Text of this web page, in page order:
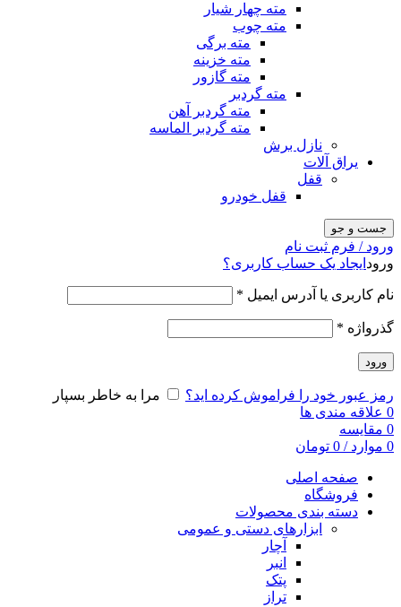
مته چهار شیار
مته چوب
مته برگی
مته خزینه
مته گازور
مته گردبر
مته گردبر آهن
مته گردبر الماسه
نازل برش
یراق آلات
قفل
قفل خودرو
جست و جو
ورود / فرم ثبت نام
ورود ایجاد یک حساب کاربری؟
نام کاربری یا آدرس ایمیل *
گذرواژه *
ورود
رمز عبور خود را فراموش کرده اید؟
مرا به خاطر بسپار
0 علاقه مندی ها
0 مقایسه
0 موارد /
0 تومان
صفحه اصلی
فروشگاه
دسته بندی محصولات
ابزارهای دستی و عمومی
آچار
انبر
پتک
تراز